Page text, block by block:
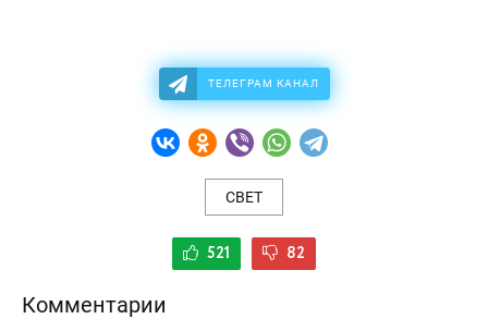
ТЕЛЕГРАМ КАНАЛ
СВЕТ
521 82
Комментарии